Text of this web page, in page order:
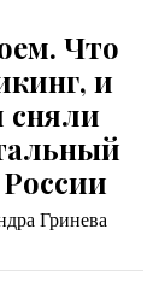
Что
и
сняли
Гринева